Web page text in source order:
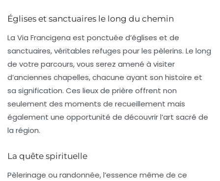
Églises et sanctuaires le long du chemin
La Via Francigena est ponctuée d’églises et de
sanctuaires, véritables refuges pour les pèlerins. Le long
de votre parcours, vous serez amené à visiter
d’anciennes chapelles, chacune ayant son histoire et
sa signification. Ces lieux de prière offrent non
seulement des moments de recueillement mais
également une opportunité de découvrir l’art sacré de
la région.
La quête spirituelle
Pèlerinage ou randonnée, l’essence même de ce